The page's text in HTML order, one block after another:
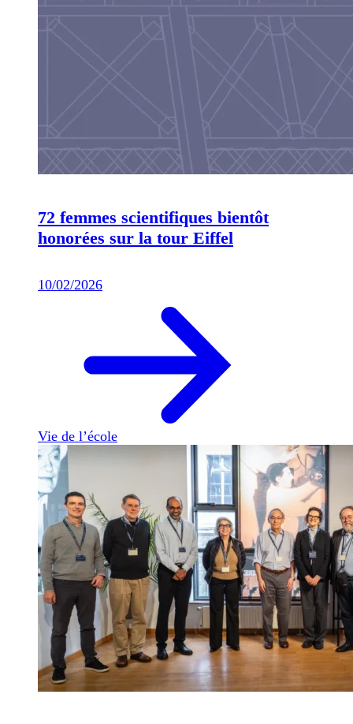
72 femmes scientifiques bientôt
honorées sur la tour Eiffel
10/02/2026
Vie de l’école